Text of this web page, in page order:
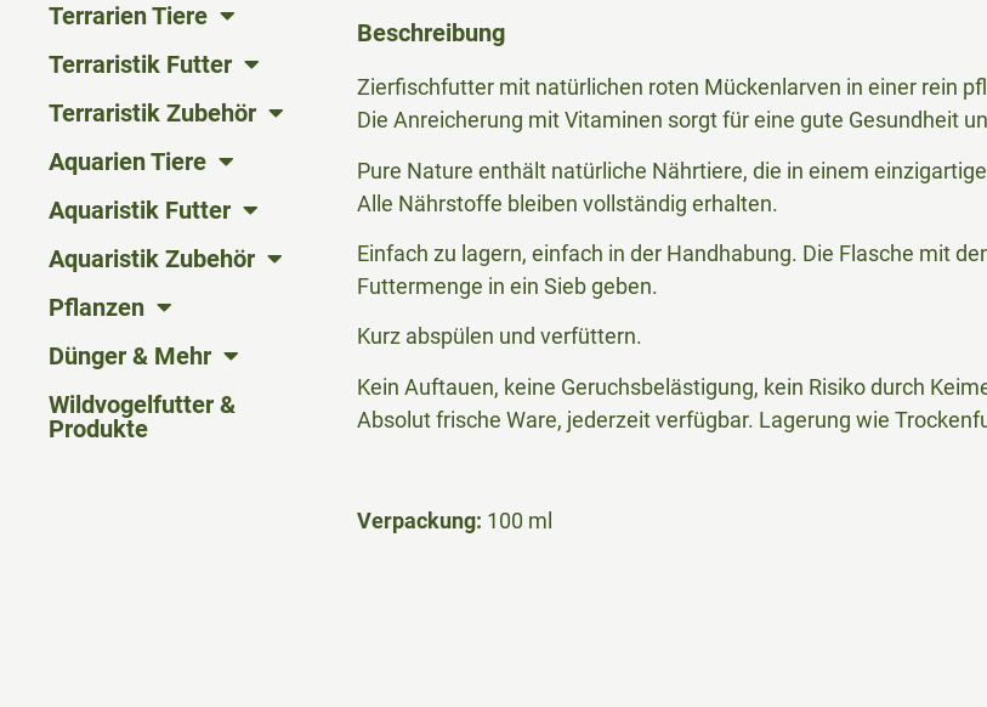
Terrarien Tiere
Terraristik Futter
Terraristik Zubehör
Aquarien Tiere
Aquaristik Futter
Aquaristik Zubehör
Pflanzen
Dünger & Mehr
Wildvogelfutter &
Produkte
Beschreibung
Zierfischfutter mit natürlichen roten Mückenlarven in einer rein
Die Anreicherung mit Vitaminen sorgt für eine gute Gesundheit
Pure Nature enthält natürliche Nährtiere, die in einem
Alle Nährstoffe bleiben vollständig erhalten.
Einfach zu lagern, einfach in der Handhabung. Die Flasche mit
Futtermenge in ein Sieb geben.
Kurz abspülen und verfüttern.
Kein Auftauen, keine Geruchsbelästigung, kein Risiko durch
Absolut frische Ware, jederzeit verfügbar. Lagerung wie
Verpackung: 100 ml